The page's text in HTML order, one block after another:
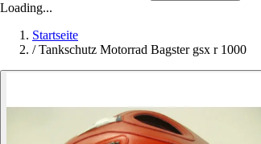
Loading...
Startseite
/ Tankschutz Motorrad Bagster gsx r 1000